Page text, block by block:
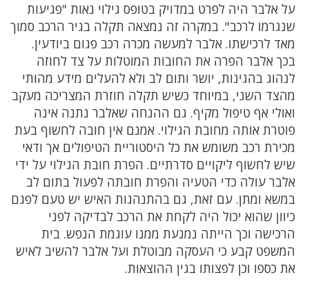
על אלבר היה לפרט במדויק בטופס גילוי נאות "פגיעות
שנגרמו לרכב". במקרה זה נמצאה תקלה בגיר הרכב סמוך
מאד לרכישתו. אלבר למעשה מכרה רכב פגום ביודעין.
בכך אלבר הפרה את החובות המוטלות על צד לחוזה
לנהוג בהגינות, יושר ותום לב ולא להעלים מידע מהותי
מהצד השני, במיוחד כשיש תקלה חוזרת המצריכה מעקב
ואולי אף טיפול מקיף. גם ההנחה שאלבר נתנה אינה
פוטרת אותה מחובת הגילוי. אמנם אין חובה לחשוף בעת
מכירת רכב משומש את כל היסטוריית הטיפולים אך ודאי
שיש לחשוף ליקויים סדרתיים. הפרת חובת הגילוי על ידי
אלבר עולה כדי הטעיה והפרת חובתה לפעול בתום לב
במשא ומתן. עם זאת, גם בהתנהגות האיש יש טעם לפגם
כיוון שהוא יכול היה לקחת את הרכב לבדיקה לפני
הרכישה וכך הייתה נמנעת ממנו עוגמת הנפש. בית
המשפט קבע כי העסקה מבוטלת ועל אלבר להשיב לאיש
את כספו וכן לפצותו בגין ההוצאות.